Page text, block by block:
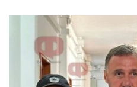
Коментарите